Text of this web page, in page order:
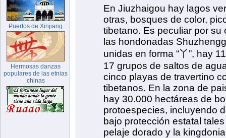
En Jiuzhaigou hay lagos
otras, bosques de color,
tibetano. Es peculiar por su
las hondonadas
unidas en forma “丫”, hay
17 grupos de saltos de
cinco playas de travertino
tibetanos. En la zona de
hay 30.000 hectáreas de
protoespecies, incluyendo
bajo protección estatal
pelaje dorado y la